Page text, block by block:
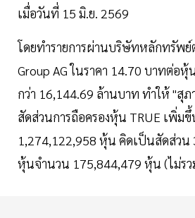
เมื่อวันที่ 15 มิ.ย. 2569
โดยทำรายการผ่านบริษัทหลักทรัพย์
Group AG ในราคา 14.70 บาทต่อ
กว่า 16,144.69 ล้านบาท ทำให้ "สุ
สัดส่วนการถือครองหุ้น TRUE เพิ่ม
1,274,122,958 หุ้น คิดเป็นสัดส่วน
หุ้นจำนวน 175,844,479 หุ้น (ไม่ร